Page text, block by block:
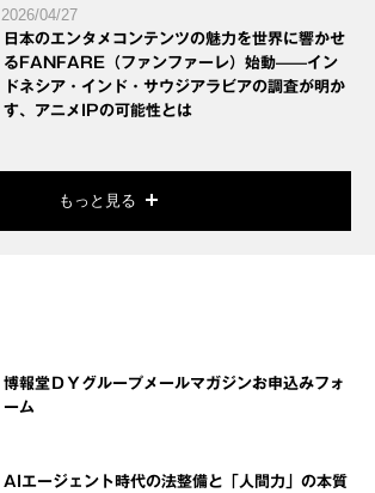
2026/04/27
日本のエンタメコンテンツの魅力を世界に響かせ
るFANFARE（ファンファーレ）始動——イン
ドネシア・インド・サウジアラビアの調査が明か
す、アニメIPの可能性とは
もっと見る
博報堂ＤＹグループメールマガジンお申込みフォ
ーム
AIエージェント時代の法整備と「人間力」の本質